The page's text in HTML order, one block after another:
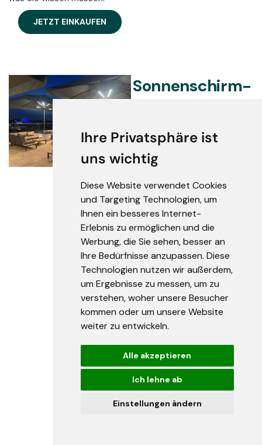
Ihre Privatsphäre ist
uns wichtig
Diese Website verwendet Cookies
und Targeting Technologien, um
Ihnen ein besseres Internet-
Erlebnis zu ermöglichen und die
Werbung, die Sie sehen, besser an
Ihre Bedürfnisse anzupassen. Diese
Technologien nutzen wir außerdem,
um Ergebnisse zu messen, um zu
verstehen, woher unsere Besucher
kommen oder um unsere Website
weiter zu entwickeln.
Alle akzeptieren
Ich lehne ab
Einstellungen ändern
JETZT EINKAUFEN
Sonnenschirm-
Lichter
Sonnenschirm-Heizungen
Wählen Sie aus 4-Wege-
Heizlampen, elektrischem
Heizgerät oder dem 3-kW-
Sonnenschirmheizgerät.
Privathaushalte und
gewerbliche Einrichtungen
können von einem der drei
Heizertypen profitieren und
eine Nutzung im Freien auch
bei kaltem und regnerischem
Wetter ermöglichen.
Das 3-kW-
Sonnenschirmheizgerät ist
energieeffizient und
einer Fernbedienung zur
Steuerung der Wärme
geliefert. Schließen Sie
einfach das 195 cm lange
Kabel an eine Steckdose an
und genießen Sie das